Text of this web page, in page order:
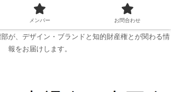
が、デザイン・ブランドと知的財産権とが関わる情
報をお届けします。
メンバー お問合わせ